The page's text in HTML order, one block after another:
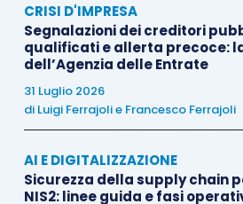
CRISI D'IMPRESA
Segnalazioni dei creditori
qualificati e allerta precoce:
dell’Agenzia delle Entrate
31 Luglio 2026
di Luigi Ferrajolie Francesco Ferrajoli
AI E DIGITALIZZAZIONE
Sicurezza della supply chain
NIS2: linee guida e fasi